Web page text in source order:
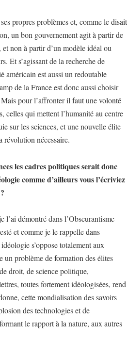
propres problèmes et, comme le disait
un bon gouvernement agit à partir de
non à partir d’un modèle idéal ou
Et s’agissant de la recherche de
américain est aussi un redoutable
de la France est donc aussi choisir
pour l’affronter il faut une volonté
celles qui mettent l’humanité au centre
sur les sciences, et une nouvelle élite
nécessaire.
les cadres politiques serait donc
comme d’ailleurs vous l’écriviez
l’ai démontré dans l’Obscurantisme
et comme je le rappelle dans
s’oppose totalement aux
un problème de formation des élites
droit, de science politique,
toutes fortement idéologisées, rend
cette mondialisation des savoirs
des technologies et de
le rapport à la nature, aux autres